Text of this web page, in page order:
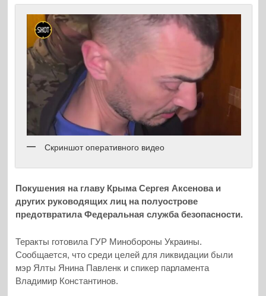
Скриншот оперативного видео
Покушения на главу Крыма Сергея Аксенова и
других руководящих лиц на полуострове
предотвратила Федеральная служба безопасности.
Теракты готовила ГУР Минобороны Украины.
Сообщается, что среди целей для ликвидации были
мэр Ялты Янина Павленк и спикер парламента
Владимир Константинов.